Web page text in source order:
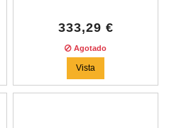
333,29 €
Agotado
Vista